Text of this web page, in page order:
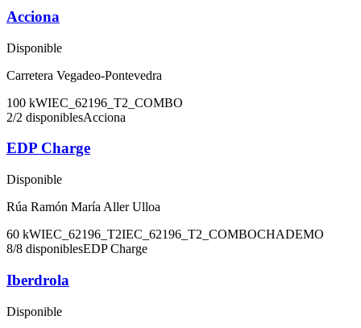
Acciona
Disponible
Carretera Vegadeo-Pontevedra
100 kWIEC_62196_T2_COMBO
2/2 disponiblesAcciona
EDP Charge
Disponible
Rúa Ramón María Aller Ulloa
60 kWIEC_62196_T2IEC_62196_T2_COMBOCHADEMO
8/8 disponiblesEDP Charge
Iberdrola
Disponible